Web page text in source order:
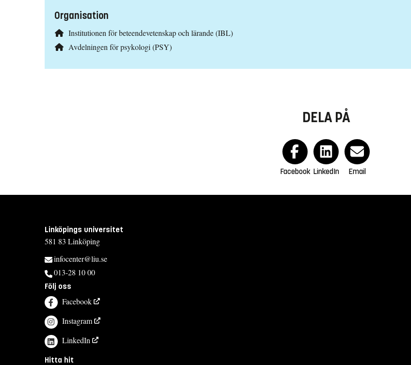
Organisation
Institutionen för beteendevetenskap och lärande (IBL)
Avdelningen för psykologi (PSY)
DELA PÅ
Facebook LinkedIn Email
Linköpings universitet
581 83 Linköping
infocenter@liu.se
013-28 10 00
Följ oss
Facebook
Instagram
LinkedIn
Hitta hit